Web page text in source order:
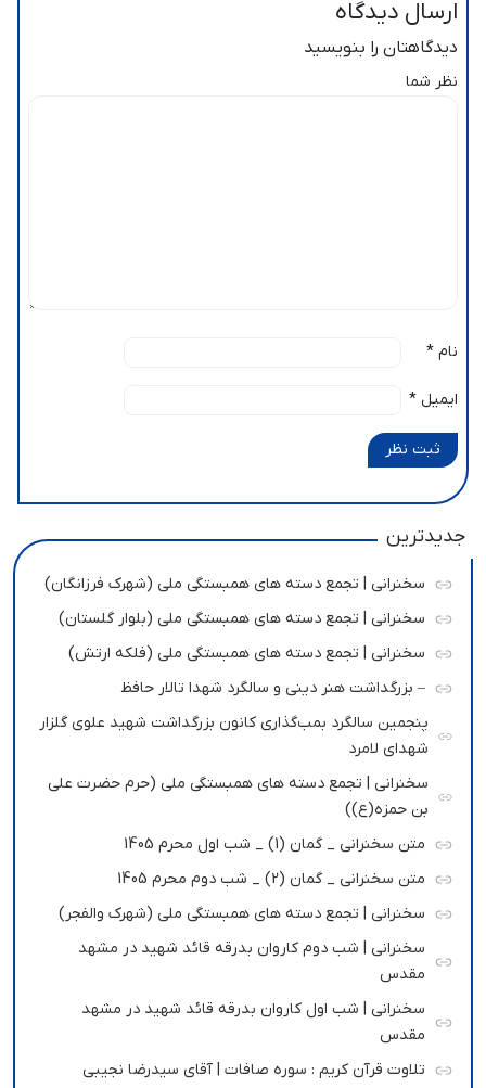
ارسال دیدگاه
دیدگاهتان را بنویسید
نظر شما
نام *
ایمیل *
ثبت نظر
جدیدترین
سخنرانی | تجمع دسته های همبستگی ملی (شهرک فرزانگان)
سخنرانی | تجمع دسته های همبستگی ملی (بلوار گلستان)
سخنرانی | تجمع دسته های همبستگی ملی (فلکه ارتش)
– بزرگداشت هنر دینی و سالگرد شهدا تالار حافظ
پنجمین سالگرد بمب‌گذاری کانون بزرگداشت شهید علوی گلزار
شهدای لامرد
سخنرانی | تجمع دسته های همبستگی ملی (حرم حضرت علی
بن حمزه(ع))
متن سخنرانی _ گمان (1) _ شب اول محرم 1405
متن سخنرانی _ گمان (2) _ شب دوم محرم 1405
سخنرانی | تجمع دسته های همبستگی ملی (شهرک والفجر)
سخنرانی | شب دوم کاروان بدرقه قائد شهید در مشهد
مقدس
سخنرانی | شب اول کاروان بدرقه قائد شهید در مشهد
مقدس
تلاوت قرآن کریم : سوره صافات | آقای سیدرضا نجیبی